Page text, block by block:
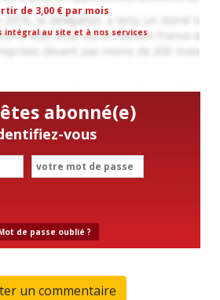
de 3,00 € par mois
intégral au site et à nos services
abonné(e)
vous
de passe oublié ?
un commentaire